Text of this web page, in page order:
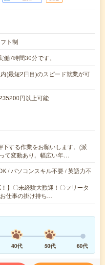
ト制
7時間30分です。
(最短2日目)のスピード就業が可
円以上可能
する作業をお願いします。(派
て変動あり。幅広い年…
/ パソコンスキル不要 / 英語力不
】〇未経験大歓迎！〇フリータ
仕事の掛け持ち…
40代 50代 60代